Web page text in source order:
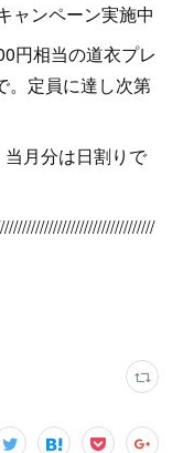
ャンペーン実施中
円相当の道衣プレ
定員に達し次第
月分は日割りで